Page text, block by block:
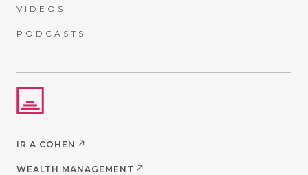
VIDEOS
PODCASTS
IR A COHEN
WEALTH MANAGEMENT